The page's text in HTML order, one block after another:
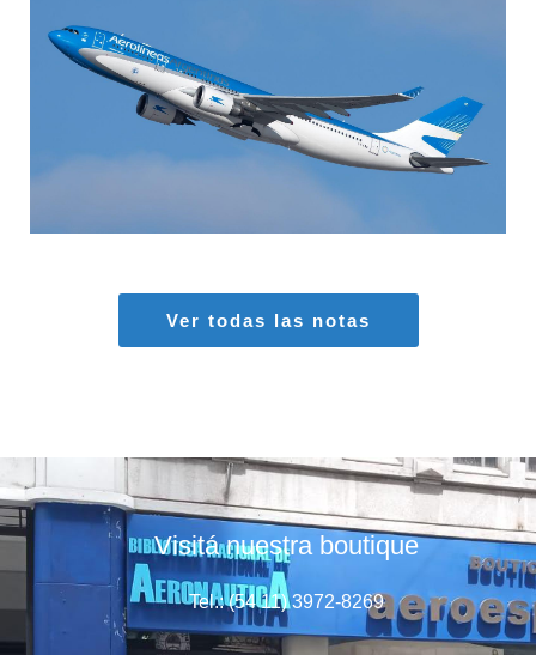
MARIA SONZINI
Ver todas las notas
Visitá nuestra boutique
Tel.: (54 11) 3972-8269